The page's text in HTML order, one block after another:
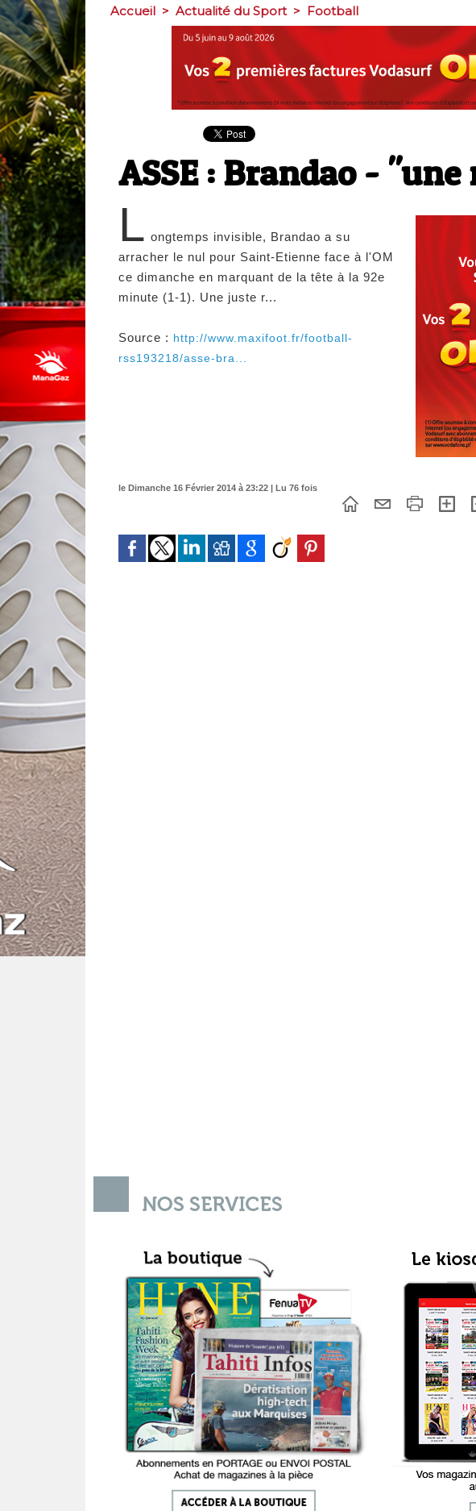
Accueil > Actualité du Sport > Football
ASSE : Brandao -
L ongtemps invisible, Brandao a su
arracher le nul pour Saint-Etienne face à l'OM
ce dimanche en marquant de la tête à la 92e
minute (1-1). Une juste r...
Source : http://www.maxifoot.fr/football-
rss193218/asse-bra...
le Dimanche 16 Février 2014 à 23:22 | Lu 76 fois